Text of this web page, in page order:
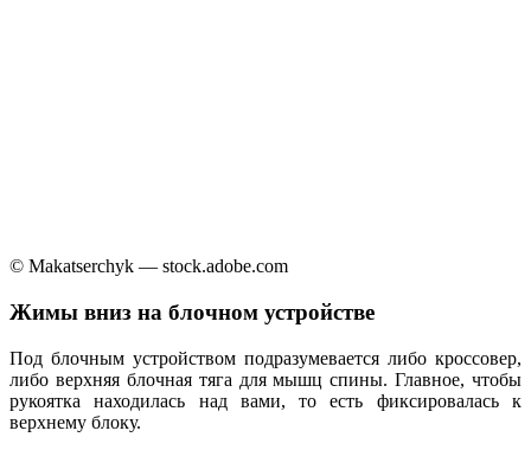
© Makatserchyk — stock.adobe.com
Жимы вниз на блочном устройстве
Под блочным устройством подразумевается либо кроссовер,
либо верхняя блочная тяга для мышц спины. Главное, чтобы
рукоятка находилась над вами, то есть фиксировалась к
верхнему блоку.